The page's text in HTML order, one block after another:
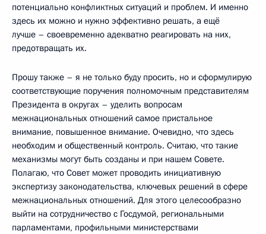
потенциально конфликтных ситуаций и проблем. И именно
здесь их можно и нужно эффективно решать, а ещё
лучше – своевременно адекватно реагировать на них,
предотвращать их.
Прошу также – я не только буду просить, но и сформулирую
соответствующие поручения полномочным представителям
Президента в округах – уделить вопросам
межнациональных отношений самое пристальное
внимание, повышенное внимание. Очевидно, что здесь
необходим и общественный контроль. Считаю, что такие
механизмы могут быть созданы и при нашем Совете.
Полагаю, что Совет может проводить инициативную
экспертизу законодательства, ключевых решений в сфере
межнациональных отношений. Для этого целесообразно
выйти на сотрудничество с Госдумой, региональными
парламентами, профильными министерствами